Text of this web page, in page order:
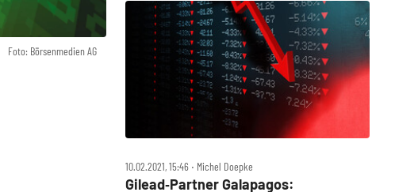
Foto: Börsenmedien AG
10.02.2021, 15:46 ‧ Michel Doepke
Gilead‑Partner Galapagos: